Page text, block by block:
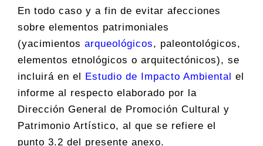
En todo caso y a fin de evitar afecciones
sobre elementos patrimoniales
(yacimientos arqueológicos, paleontológicos,
elementos etnológicos o arquitectónicos), se
incluirá en el
Estudio de Impacto Ambiental el
informe al respecto elaborado por la
Dirección General de Promoción Cultural y
Patrimonio Artístico, al que se refiere el
punto 3.2 del presente anexo.